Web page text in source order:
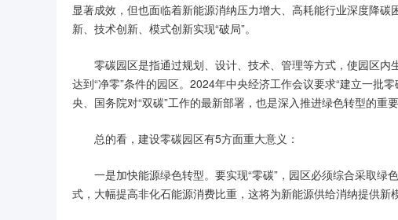
显著成效，但也面临着新能源消纳压力增大、高耗能行业深度降
新、技术创新、模式创新实现“破局”。
零碳园区是指通过规划、设计、技术、管理等方式，使园区
达到“净零”条件的园区。2024年中央经济工作会议要求“建立一批
央、国务院对“双碳”工作的最新部署，也是深入推进绿色转型的重要
总的看，建设零碳园区有5方面重大意义：
一是加快能源绿色转型。要实现“零碳”，园区必须综合采取
式，大幅提高非化石能源消费比重，这将为新能源供给消纳提供新